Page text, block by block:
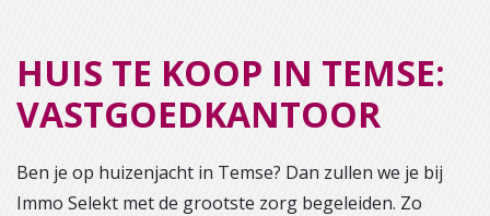
HUIS TE KOOP IN TEMSE:
VASTGOEDKANTOOR
Ben je op huizenjacht in Temse? Dan zullen we je bij
Immo Selekt met de grootste zorg begeleiden. Zo